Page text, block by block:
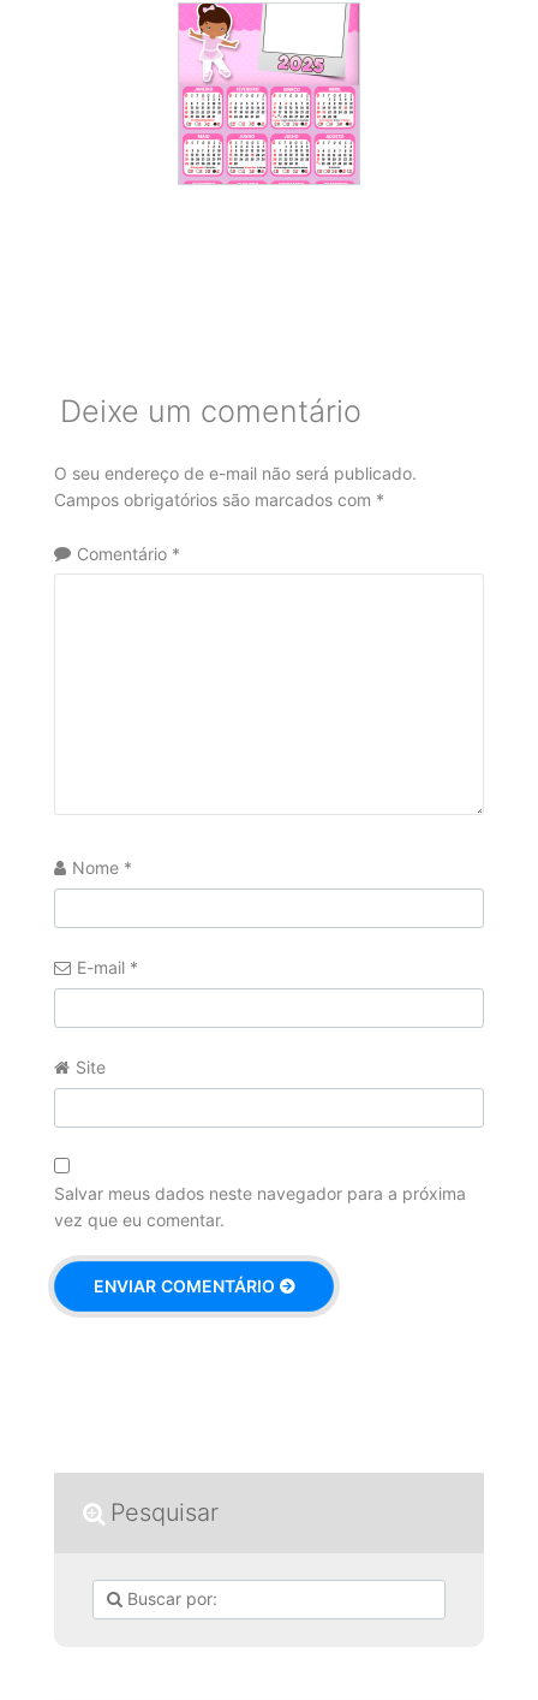
Deixe um comentário
O seu endereço de e-mail não será publicado.
Campos obrigatórios são marcados com *
Comentário *
Nome *
E-mail *
Site
Salvar meus dados neste navegador para a próxima
vez que eu comentar.
Pesquisar